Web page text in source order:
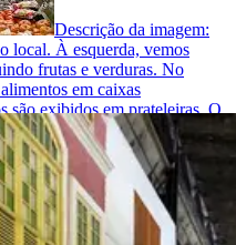
Descrição da imagem:
local. À esquerda, vemos
frutas e verduras. No
em caixas
são exibidos em prateleiras. O
coloridas.